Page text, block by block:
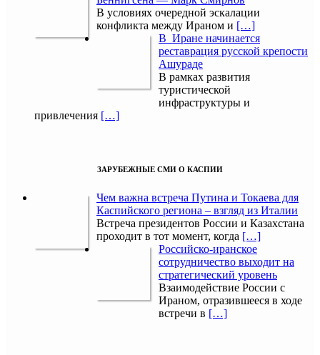
В условиях очередной эскалации
конфликта между Ираном и […]
В Иране начинается
реставрация русской крепости
Ашураде
В рамках развития
туристической
инфраструктуры и
привлечения […]
ЗАРУБЕЖНЫЕ СМИ О КАСПИИ
Чем важна встреча Путина и Токаева для
Каспийского региона – взгляд из Италии
Встреча президентов России и Казахстана
проходит в тот момент, когда […]
Российско-иранское
сотрудничество выходит на
стратегический уровень
Взаимодействие России с
Ираном, отразившееся в ходе
встречи в […]